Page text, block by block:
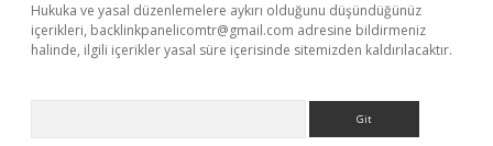
Hukuka ve yasal düzenlemelere aykırı olduğunu düşündüğünüz
içerikleri, backlinkpanelicomtr@gmail.com adresine bildirmeniz
halinde, ilgili içerikler yasal süre içerisinde sitemizden kaldırılacaktır.